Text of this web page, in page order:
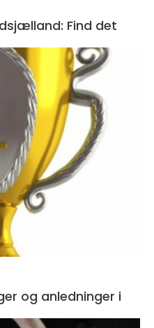
Find det
og anledninger i